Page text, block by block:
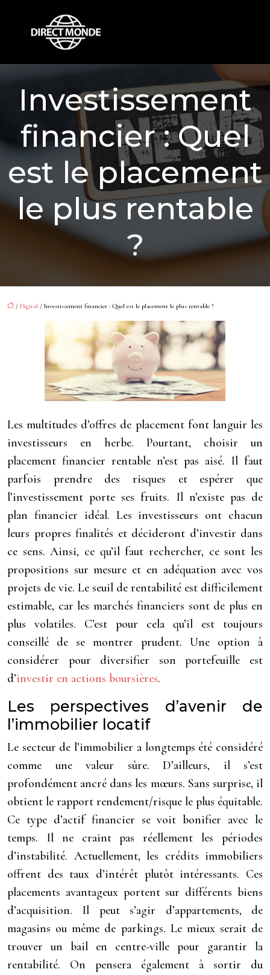
Investissement
financier : Quel
est le placement
le plus rentable
?
/ Digital / Investissement financier : Quel est le placement le plus rentable ?
Les multitudes d’offres de placement font languir les
investisseurs en herbe. Pourtant, choisir un
placement financier rentable n’est pas aisé. Il faut
parfois prendre des risques et espérer que
l’investissement porte ses fruits. Il n’existe pas de
plan financier idéal. Les investisseurs ont chacun
leurs propres finalités et décideront d’investir dans
ce sens. Ainsi, ce qu’il faut rechercher, ce sont les
propositions sur mesure et en adéquation avec vos
projets de vie. Le seuil de rentabilité est difficilement
estimable, car les marchés financiers sont de plus en
plus volatiles. C’est pour cela qu’il est toujours
conseillé de se montrer prudent. Une option à
considérer pour diversifier son portefeuille est
d’investir en actions boursières.
Les perspectives d’avenir de
l’immobilier locatif
Le secteur de l’immobilier a longtemps été considéré
comme une valeur sûre. D’ailleurs, il s’est
profondément ancré dans les mœurs. Sans surprise, il
obtient le rapport rendement/risque le plus équitable.
Ce type d’actif financier se voit bonifier avec le
temps. Il ne craint pas réellement les périodes
d’instabilité. Actuellement, les crédits immobiliers
offrent des taux d’intérêt plutôt intéressants. Ces
placements avantageux portent sur différents biens
d’acquisition. Il peut s’agir d’appartements, de
magasins ou même de parkings. Le mieux serait de
trouver un bail en centre-ville pour garantir la
rentabilité. On pensera également à sortir du